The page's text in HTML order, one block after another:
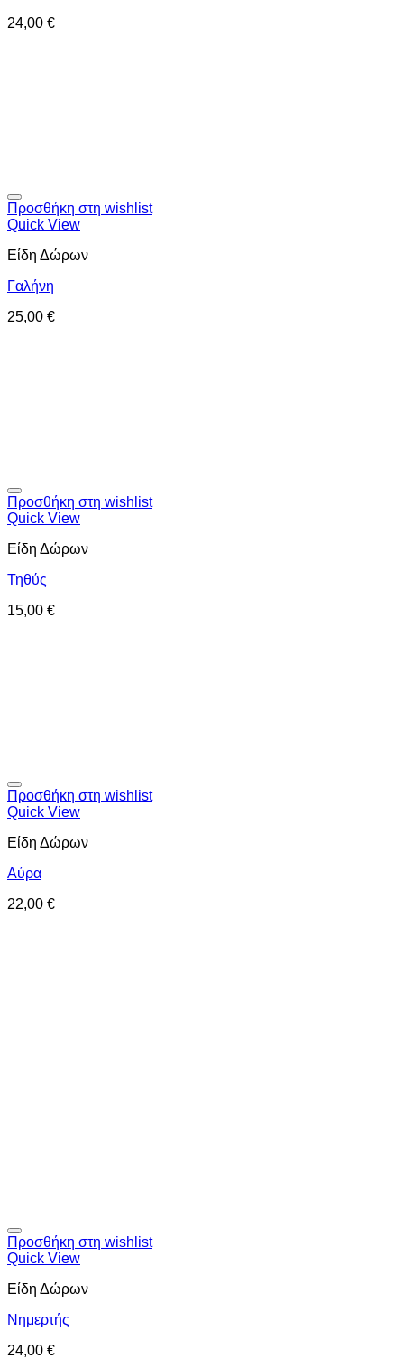
24,00 €
Προσθήκη στη wishlist
Quick View
Είδη Δώρων
Γαλήνη
25,00 €
Προσθήκη στη wishlist
Quick View
Είδη Δώρων
Τηθύς
15,00 €
Προσθήκη στη wishlist
Quick View
Είδη Δώρων
Αύρα
22,00 €
Προσθήκη στη wishlist
Quick View
Είδη Δώρων
Νημερτής
24,00 €